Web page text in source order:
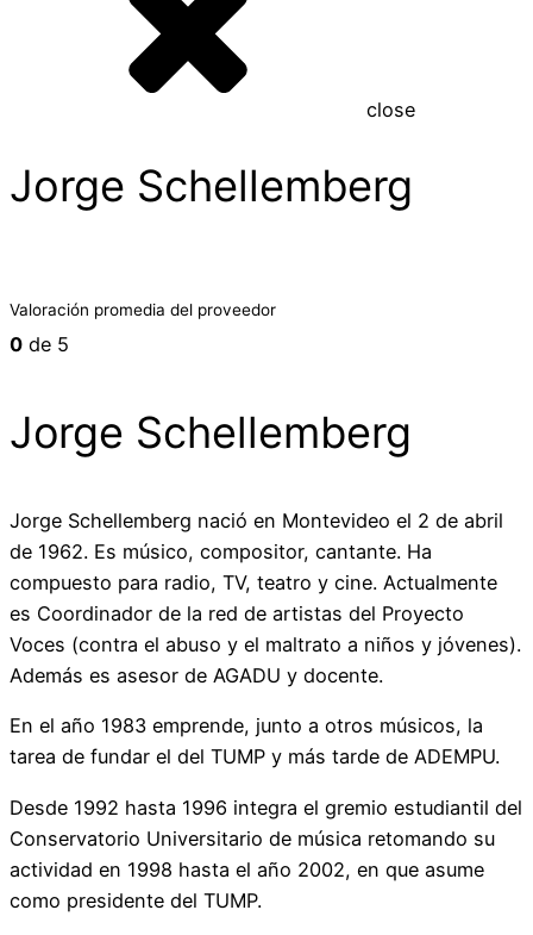
close
Jorge Schellemberg
Valoración promedia del proveedor
0 de 5
Jorge Schellemberg
Jorge Schellemberg nació en Montevideo el 2 de abril
de 1962. Es músico, compositor, cantante. Ha
compuesto para radio, TV, teatro y cine. Actualmente
es Coordinador de la red de artistas del Proyecto
Voces (contra el abuso y el maltrato a niños y jóvenes).
Además es asesor de AGADU y docente.
En el año 1983 emprende, junto a otros músicos, la
tarea de fundar el del TUMP y más tarde de ADEMPU.
Desde 1992 hasta 1996 integra el gremio estudiantil del
Conservatorio Universitario de música retomando su
actividad en 1998 hasta el año 2002, en que asume
como presidente del TUMP.